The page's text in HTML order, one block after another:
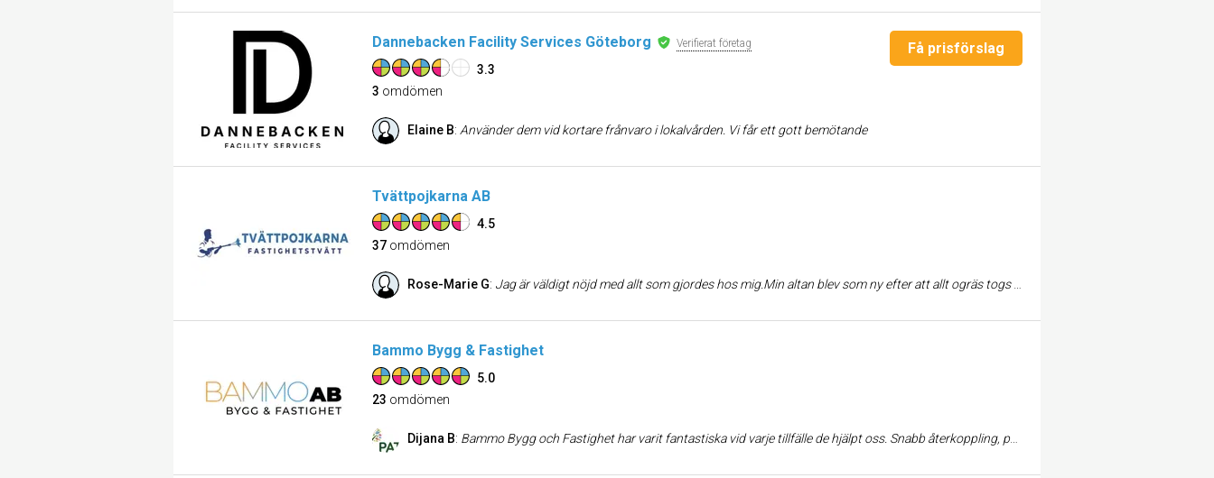
Dannebacken Facility Services Göteborg Verifierat företag
3.3
3 omdömen
Få prisförslag
Elaine B: Använder dem vid kortare frånvaro i lokalvården. Vi får ett gott bemötande
Tvättpojkarna AB
4.5
37 omdömen
Rose-Marie G: Jag är väldigt nöjd med allt som gjordes hos mig.Min altan blev som ny efter att allt ogräs togs bort. Blev trevligt bemött av Oscar på Tvättpojkarna.Har rekommederat dom till många personer.
Bammo Bygg & Fastighet
5.0
23 omdömen
Dijana B: Bammo Bygg och Fastighet har varit fantastiska vid varje tillfälle de hjälpt oss. Snabb återkoppling, punktualitet och problemlösning är deras styrka. Vi är supernöjda med deras service och ser fram emot fortsatt samarbete.